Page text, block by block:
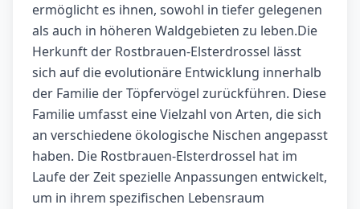
ermöglicht es ihnen, sowohl in tiefer gelegenen
als auch in höheren Waldgebieten zu leben.Die
Herkunft der Rostbrauen-Elsterdrossel lässt
sich auf die evolutionäre Entwicklung innerhalb
der Familie der Töpfervögel zurückführen. Diese
Familie umfasst eine Vielzahl von Arten, die sich
an verschiedene ökologische Nischen angepasst
haben. Die Rostbrauen-Elsterdrossel hat im
Laufe der Zeit spezielle Anpassungen entwickelt,
um in ihrem spezifischen Lebensraum